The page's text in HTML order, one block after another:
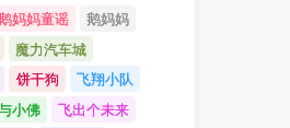
妈妈童谣
鹅妈妈
魔力汽车城
饼干狗
飞翔小队
小佛
飞出个未来